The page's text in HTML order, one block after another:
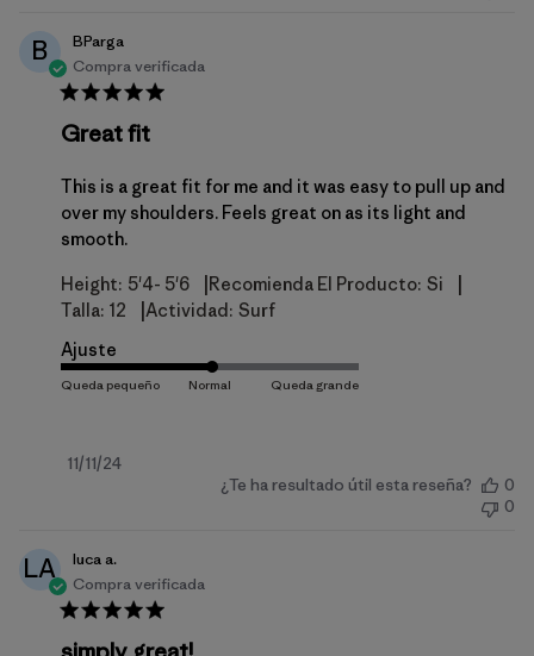
B
BParga
Compra verificada
Great fit
This is a great fit for me and it was easy to pull up and
over my shoulders. Feels great on as its light and
smooth.
Height: 5'4- 5'6 Recomienda El Producto: Si
Talla: 12 Actividad: Surf
Ajuste
Fecha
11/11/24
¿Te ha resultado útil esta reseña?
0
0
LA
luca a.
Compra verificada